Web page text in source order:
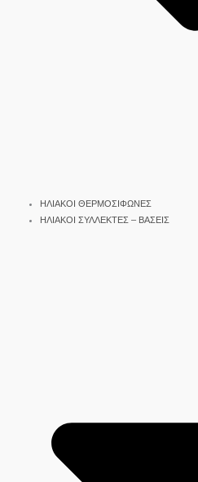
ΗΛΙΑΚΟΙ ΘΕΡΜΟΣΙΦΩΝΕΣ
ΗΛΙΑΚΟΙ ΣΥΛΛΕΚΤΕΣ – ΒΑΣΕΙΣ